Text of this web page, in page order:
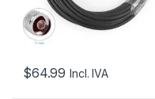
$64.99 Incl. IVA